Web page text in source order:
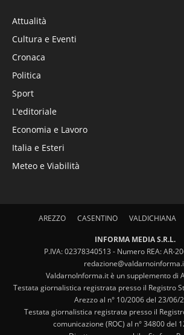
Attualità
Cultura e Eventi
Cronaca
Politica
Sport
L'editoriale
Economia e Lavoro
Italia e Esteri
Meteo e Viabilità
AREZZO CASENTINO VALDICHIANA
INFORMA MEDIA S.R.L.
P.IVA: 02378340513 - Numero REA: AR-
ValdarnoInforma.it è un supplemento di
Testata giornalistica registrata presso il Registro
Arezzo al n° 10/2006 del 23/06/
Testata giornalistica registrata presso il
comunicazione (ROC) al n° 34800 del